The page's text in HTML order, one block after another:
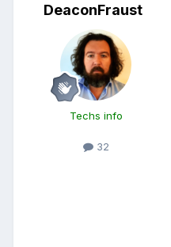
DeaconFraust
Techs info
32